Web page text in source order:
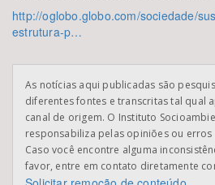
http://oglobo.globo.com/sociedade/
estrutura-p…
As notícias aqui publicadas são
diferentes fontes e transcritas tal qual
canal de origem. O Instituto
responsabiliza pelas opiniões ou
Caso você encontre alguma
favor, entre em contato diretamente